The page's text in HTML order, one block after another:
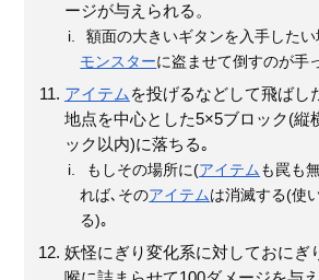
ージが与えられる。
額面の大きいギタンを入手した
モンスターに盗ませて倒すのが手
アイテム を投げるなどして飛ばし
地点を中心とした5×5ブロック(縦
ック以内)に落ちる｡
もしその場所に(アイテム も罠も
れば､そのアイテムは消滅する(使
る)｡
妖怪にぎり変化系に対しておにぎ